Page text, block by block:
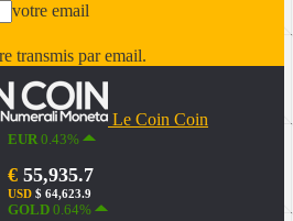
votre email
transmis par email.
Le Coin Coin
EUR0.43%
€ 55,935.7
USD $ 64,623.9
GOLD 0.64%